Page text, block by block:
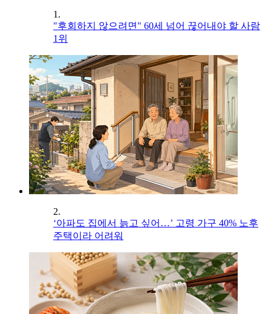
1.
"후회하지 않으려면" 60세 넘어 끊어내야 할 사람
1위
2.
‘아파도 집에서 늙고 싶어…’ 고령 가구 40% 노후
주택이라 어려워